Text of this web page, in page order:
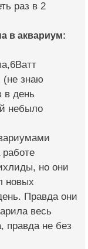
раз в 2
в аквариум:
(не знаю
в день
небыло
но они
новых
Правда они
весь
правда не без